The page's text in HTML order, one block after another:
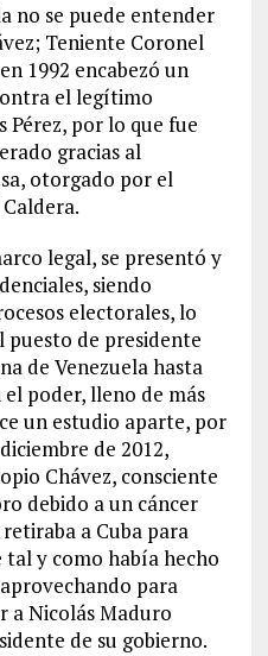
no se puede entender
Teniente Coronel
1992 encabezó un
el legítimo
Pérez, por lo que fue
gracias al
otorgado por el
legal, se presentó y
siendo
electorales, lo
de presidente
de Venezuela hasta
el poder, lleno de más
un estudio aparte, por
de 2012,
Chávez, consciente
debido a un cáncer
a Cuba para
y como había hecho
para
a Nicolás Maduro
de su gobierno.